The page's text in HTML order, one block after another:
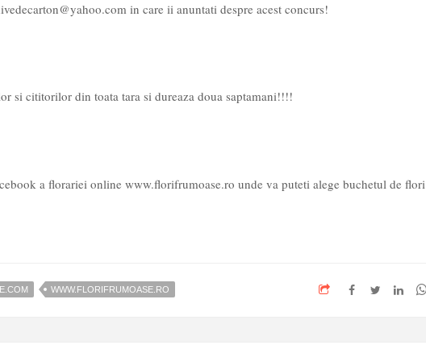
in care ii anuntati despre acest concurs!
si cititorilor din toata tara si dureaza doua saptamani!!!!
a florariei online www.florifrumoase.ro unde va puteti alege buchetul de flori
WWW.FLORIFRUMOASE.RO